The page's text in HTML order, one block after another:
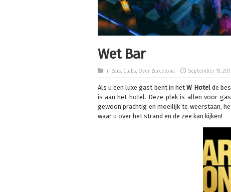
Wet Bar
in Bars, Clubs, Over Barcelona September 19,
Als u een luxe gast bent in hetW Hotel de
is aan het hotel. Deze plek is allen voor
gewoon prachtig en moeilijk te weerstaan,
waar u over het strand en de zee kan kijken!